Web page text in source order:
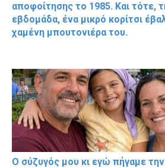
αποφοίτησης το 1985. Και τότε,
εβδομάδα, ένα μικρό κορίτσι
χαμένη μπουτονιέρα του.
Ο σύζυγός μου κι εγώ πήγαμε